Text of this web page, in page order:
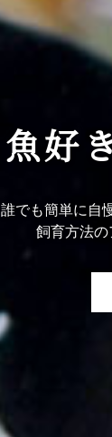
魚好
誰でも簡単に自
飼育方法の